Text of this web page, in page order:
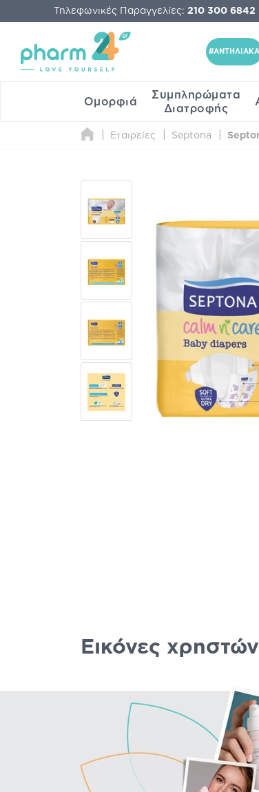
Τηλεφωνικές Παραγγελίες: 210 300 6842
#ΑΝΤΗΛΙΑΚΑ
Ομορφιά
Συμπληρώματα
Διατροφής
Εταιρείες Septona
Εικόνες χρηστών